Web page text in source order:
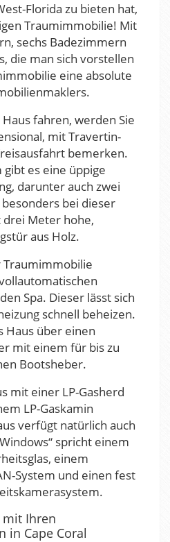
Florida zu bieten hat,
Traumimmobilie! Mit
sechs Badezimmern
die man sich vorstellen
eine absolute
fahren, werden Sie
mit Travertin-
bemerken.
es eine üppige
darunter auch zwei
bei dieser
Meter hohe,
aus Holz.
Traumimmobilie
Spa. Dieser lässt sich
schnell beheizen.
Haus über einen
mit einem für bis zu
Bootsheber.
mit einer LP-Gasherd
LP-Gaskamin
verfügt natürlich auch
spricht einem
einem
System und einen fest
Ihren
in Cape Coral